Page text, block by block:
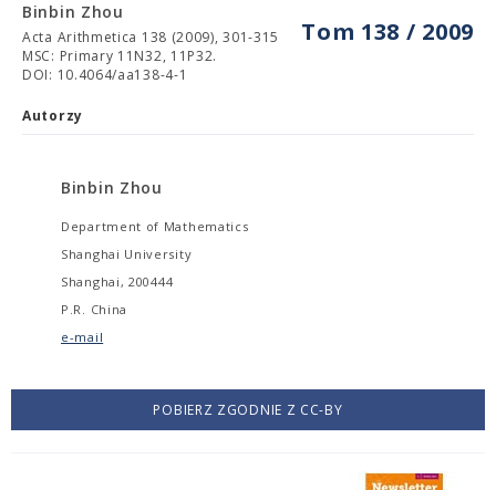
Tom 138 / 2009
Binbin Zhou
Acta Arithmetica 138 (2009), 301-315
MSC: Primary 11N32, 11P32.
DOI: 10.4064/aa138-4-1
Autorzy
Binbin Zhou
Department of Mathematics
Shanghai University
Shanghai, 200444
P.R. China
e-mail
POBIERZ ZGODNIE Z CC-BY